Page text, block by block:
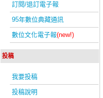
訂閱/退訂電子報
95年數位典藏通訊
數位文化電子報(new!)
投稿
我要投稿
投稿說明